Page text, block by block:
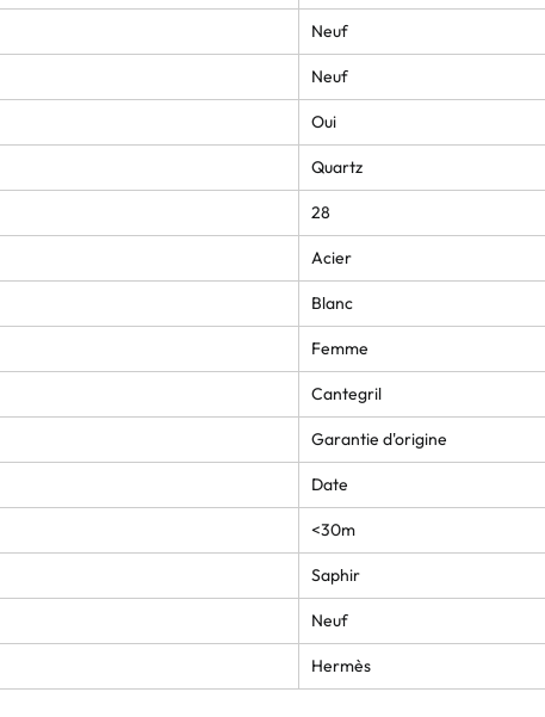
Neuf
Neuf
Oui
Quartz
28
Acier
Blanc
Femme
Cantegril
Garantie d'origine
Date
<30m
Saphir
Neuf
Hermès